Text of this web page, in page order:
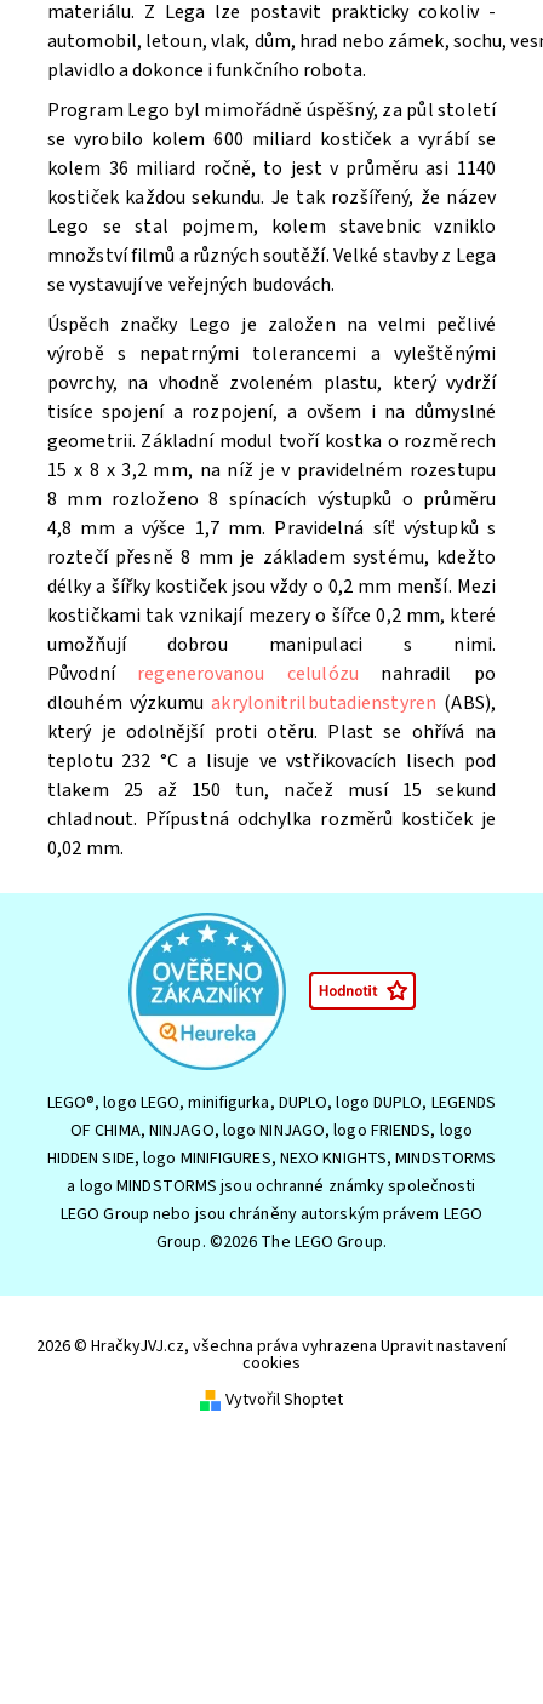
Souhlasím seZpracováním osobních údajů.
materiálu. Z Lega lze postavit prakticky cokoliv -
automobil, letoun, vlak, dům, hrad nebo zámek, sochu,
plavidlo a dokonce i funkčního robota.
Program Lego byl mimořádně úspěšný, za půl století
se vyrobilo kolem 600 miliard kostiček a vyrábí se
kolem 36 miliard ročně, to jest v průměru asi 1140
kostiček každou sekundu. Je tak rozšířený, že název
Lego se stal pojmem, kolem stavebnic vzniklo
množství filmů a různých soutěží. Velké stavby z Lega
se vystavují ve veřejných budovách.
Úspěch značky Lego je založen na velmi pečlivé
výrobě s nepatrnými tolerancemi a vyleštěnými
povrchy, na vhodně zvoleném plastu, který vydrží
tisíce spojení a rozpojení, a ovšem i na důmyslné
geometrii. Základní modul tvoří kostka o rozměrech
15 x 8 x 3,2 mm, na níž je v pravidelném rozestupu
8 mm rozloženo 8 spínacích výstupků o průměru
4,8 mm a výšce 1,7 mm. Pravidelná síť výstupků s
roztečí přesně 8 mm je základem systému, kdežto
délky a šířky kostiček jsou vždy o 0,2 mm menší. Mezi
kostičkami tak vznikají mezery o šířce 0,2 mm, které
umožňují dobrou manipulaci s nimi.
Původní regenerovanou celulózu nahradil po
dlouhém výzkumuakrylonitrilbutadienstyren (ABS),
který je odolnější proti otěru. Plast se ohřívá na
teplotu 232 °C a lisuje ve vstřikovacích lisech pod
tlakem 25 až 150 tun, načež musí 15 sekund
chladnout. Přípustná odchylka rozměrů kostiček je
0,02 mm.
LEGO®, logo LEGO, minifigurka, DUPLO, logo DUPLO, LEGENDS
OF CHIMA, NINJAGO, logo NINJAGO, logo FRIENDS, logo
HIDDEN SIDE, logo MINIFIGURES, NEXO KNIGHTS, MINDSTORMS
a logo MINDSTORMS jsou ochranné známky společnosti
LEGO Group nebo jsou chráněny autorským právem LEGO
Group. ©2026 The LEGO Group.
2026 © HračkyJVJ.cz, všechna práva vyhrazena Upravit nastavení
cookies
Vytvořil Shoptet